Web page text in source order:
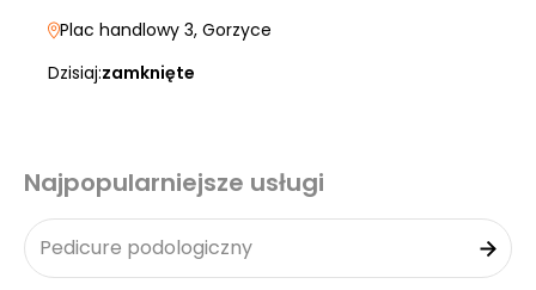
Plac handlowy 3, Gorzyce
Dzisiaj:zamknięte
Najpopularniejsze usługi
Pedicure podologiczny